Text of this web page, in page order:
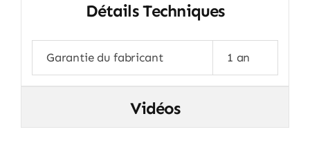
Détails Techniques
Garantie du fabricant 1 an
Vidéos